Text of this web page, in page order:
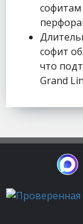
софитам
софит
что
Grand